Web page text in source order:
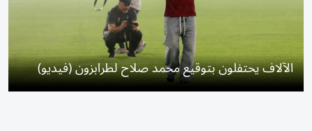
الآلاف يحتفلون بتوقيع محمد صلاح لطرابزون (فيديو)